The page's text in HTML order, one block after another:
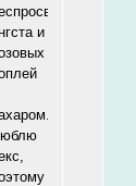
и